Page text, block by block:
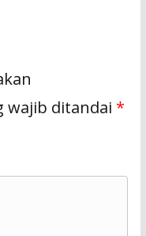
wajib ditandai *